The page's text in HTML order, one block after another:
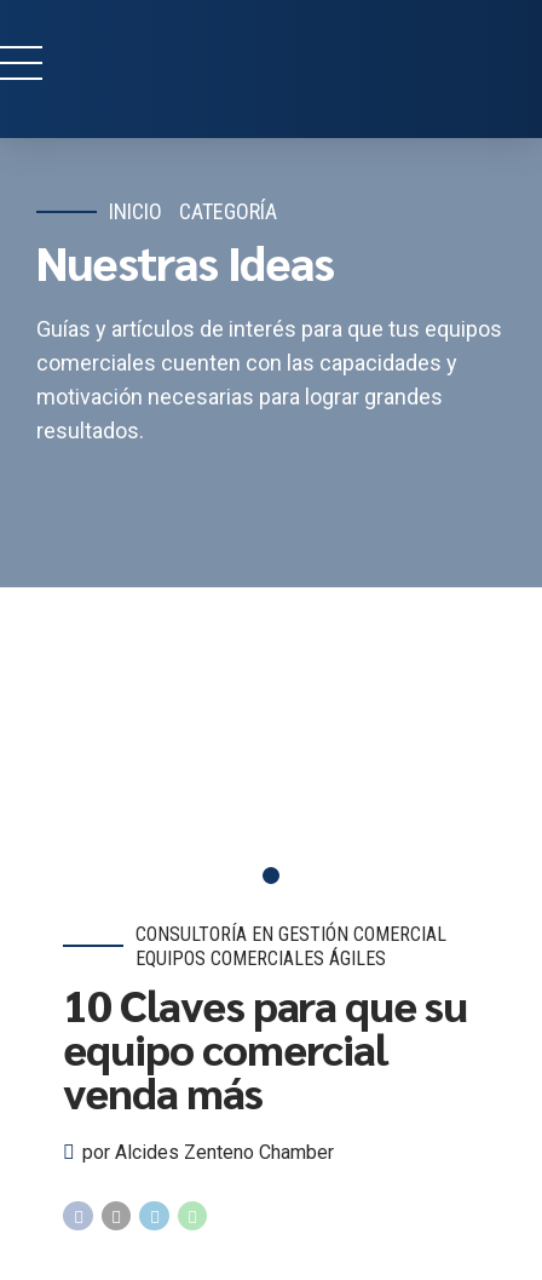
INICIO CATEGORÍA
Nuestras Ideas
Guías y artículos de interés para que tus equipos
comerciales cuenten con las capacidades y
motivación necesarias para lograr grandes
resultados.
CONSULTORÍA EN GESTIÓN COMERCIAL
EQUIPOS COMERCIALES ÁGILES
10 Claves para que su
equipo comercial
venda más
por Alcides Zenteno Chamber